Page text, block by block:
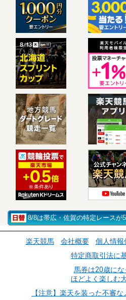
8/8は帯広・佐賀の特定レースが
楽天競馬 会社概要 個人情報
特定商取引法に
馬券は20歳にな
ほどよく楽しむ
【注意】楽天を装った不審